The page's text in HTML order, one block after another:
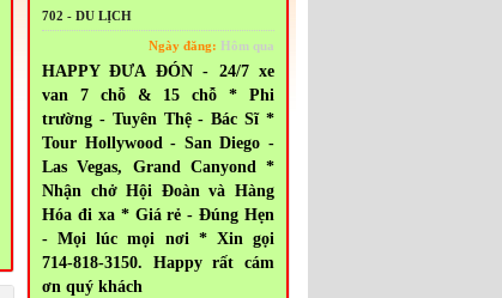
702 - DU LỊCH
Ngày đăng: Hôm qua
HAPPY ĐƯA ĐÓN - 24/7 xe
van 7 chỗ & 15 chỗ * Phi
trường - Tuyên Thệ - Bác Sĩ *
Tour Hollywood - San Diego -
Las Vegas, Grand Canyond *
Nhận chở Hội Đoàn và Hàng
Hóa đi xa * Giá rẻ - Đúng Hẹn
- Mọi lúc mọi nơi * Xin gọi
714-818-3150. Happy rất cám
ơn quý khách